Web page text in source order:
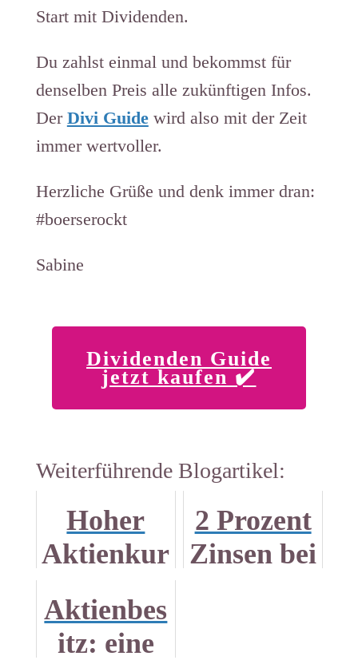
Start mit Dividenden.
Du zahlst einmal und bekommst für
denselben Preis alle zukünftigen Infos.
Der Divi Guidewird also mit der Zeit
immer wertvoller.
Herzliche Grüße und denk immer dran:
#boerserockt
Sabine
Dividenden Guide
jetzt kaufen ✔️
Weiterführende Blogartikel:
Hoher
Aktienkur
teuer?
2 Prozent
Zinsen bei
Aktienbes
itz: eine